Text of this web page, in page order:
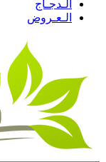
الـدجـاج
الـعـروض